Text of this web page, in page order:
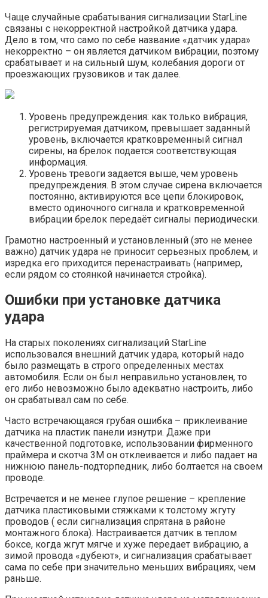
Чаще случайные срабатывания сигнализации StarLine
связаны с некорректной настройкой датчика удара.
Дело в том, что само по себе название «датчик удара»
некорректно – он является датчиком вибрации, поэтому
срабатывает и на сильный шум, колебания дороги от
проезжающих грузовиков и так далее.
Уровень предупреждения: как только вибрация,
регистрируемая датчиком, превышает заданный
уровень, включается кратковременный сигнал
сирены, на брелок подается соответствующая
информация.
Уровень тревоги задается выше, чем уровень
предупреждения. В этом случае сирена включается
постоянно, активируются все цепи блокировок,
вместо одиночного сигнала и кратковременной
вибрации брелок передаёт сигналы периодически.
Грамотно настроенный и установленный (это не менее
важно) датчик удара не приносит серьезных проблем, и
изредка его приходится перенастраивать (например,
если рядом со стоянкой начинается стройка).
Ошибки при установке датчика
удара
На старых поколениях сигнализаций StarLine
использовался внешний датчик удара, который надо
было размещать в строго определенных местах
автомобиля. Если он был неправильно установлен, то
его либо невозможно было адекватно настроить, либо
он срабатывал сам по себе.
Часто встречающаяся грубая ошибка – приклеивание
датчика на пластик панели изнутри. Даже при
качественной подготовке, использовании фирменного
праймера и скотча 3M он отклеивается и либо падает на
нижнюю панель-подторпедник, либо болтается на своем
проводе.
Встречается и не менее глупое решение – крепление
датчика пластиковыми стяжками к толстому жгуту
проводов ( если сигнализация спрятана в районе
монтажного блока). Настраивается датчик в теплом
боксе, когда жгут мягче и хуже передает вибрацию, а
зимой провода «дубеют», и сигнализация срабатывает
сама по себе при значительно меньших вибрациях, чем
раньше.